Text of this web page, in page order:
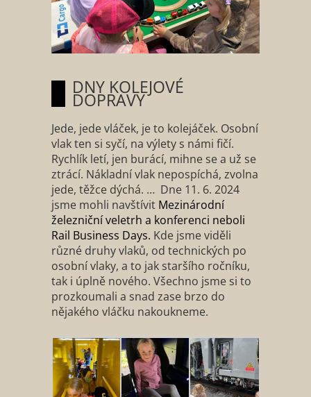
DNY KOLEJOVÉ
DOPRAVY
Jede, jede vláček, je to kolejáček. Osobní
vlak ten si syčí, na výlety s námi fičí.
Rychlík letí, jen burácí, mihne se a už se
ztrácí. Nákladní vlak nepospíchá, zvolna
jede, těžce dýchá. … Dne 11. 6. 2024
jsme mohli navštívit Mezinárodní
železniční veletrh a konferenci neboli
Rail Business Days. Kde jsme viděli
různé druhy vlaků, od technických po
osobní vlaky, a to jak staršího ročníku,
tak i úplně nového. Všechno jsme si to
prozkoumali a snad zase brzo do
nějakého vláčku nakoukneme.